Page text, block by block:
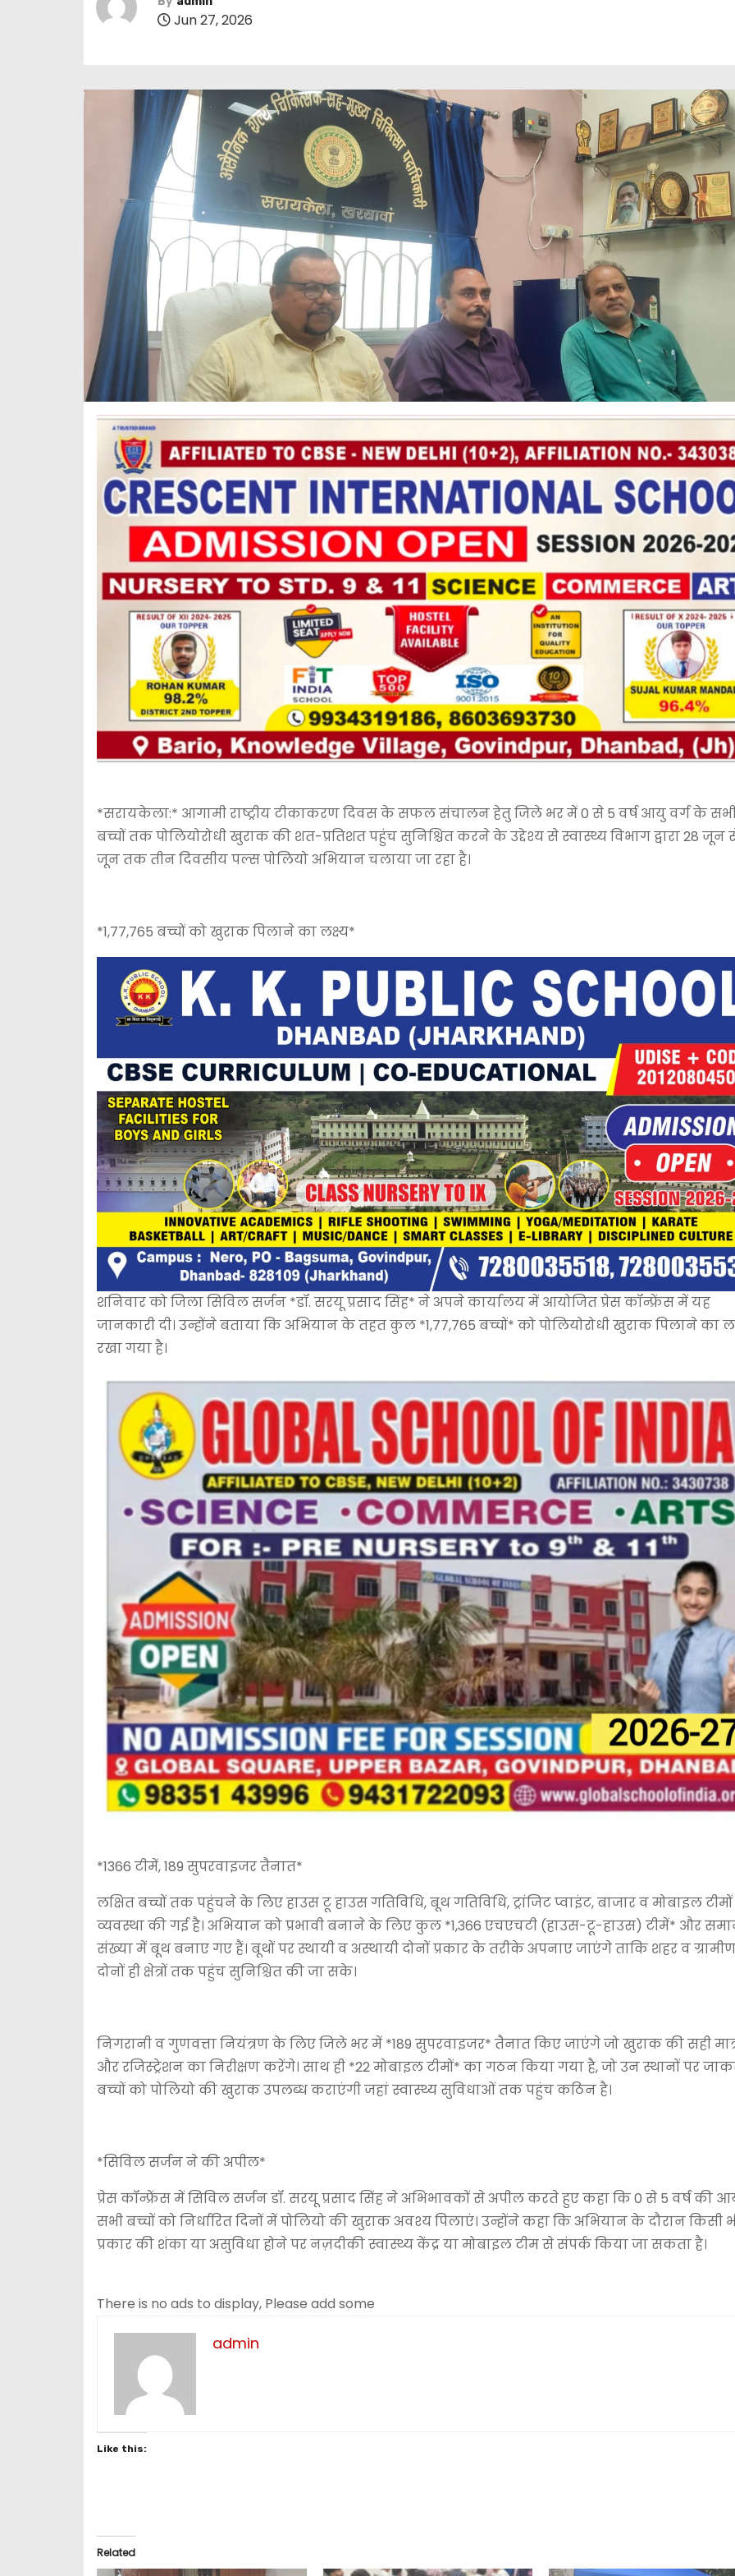
Jun 27, 2026
*सरायकेला:* आगामी राष्ट्रीय टीकाकरण दिवस के सफल संचालन हेतु जिले भर में 0 से 5 वर्ष आयु वर्ग के
बच्चों तक पोलियोरोधी खुराक की शत-प्रतिशत पहुंच सुनिश्चित करने के उद्देश्य से स्वास्थ्य विभाग द्वारा 28 जून
जून तक तीन दिवसीय पल्स पोलियो अभियान चलाया जा रहा है।
*1,77,765 बच्चों को खुराक पिलाने का लक्ष्य*
शनिवार को जिला सिविल सर्जन *डॉ. सरयू प्रसाद सिंह* ने अपने कार्यालय में आयोजित प्रेस कॉन्फ्रेंस में यह
जानकारी दी। उन्होंने बताया कि अभियान के तहत कुल *1,77,765 बच्चों* को पोलियोरोधी खुराक पिलाने का
रखा गया है।
*1366 टीमें, 189 सुपरवाइजर तैनात*
लक्षित बच्चों तक पहुंचने के लिए हाउस टू हाउस गतिविधि, बूथ गतिविधि, ट्रांजिट प्वाइंट, बाजार व मोबाइल
व्यवस्था की गई है। अभियान को प्रभावी बनाने के लिए कुल *1,366 एचएचटी (हाउस-टू-हाउस) टीमें* और
संख्या में बूथ बनाए गए हैं। बूथों पर स्थायी व अस्थायी दोनों प्रकार के तरीके अपनाए जाएंगे ताकि शहर व
दोनों ही क्षेत्रों तक पहुंच सुनिश्चित की जा सके।
निगरानी व गुणवत्ता नियंत्रण के लिए जिले भर में *189 सुपरवाइजर* तैनात किए जाएंगे जो खुराक की सही
और रजिस्ट्रेशन का निरीक्षण करेंगे। साथ ही *22 मोबाइल टीमों* का गठन किया गया है, जो उन स्थानों पर
बच्चों को पोलियो की खुराक उपलब्ध कराएंगी जहां स्वास्थ्य सुविधाओं तक पहुंच कठिन है।
*सिविल सर्जन ने की अपील*
प्रेस कॉन्फ्रेंस में सिविल सर्जन डॉ. सरयू प्रसाद सिंह ने अभिभावकों से अपील करते हुए कहा कि 0 से 5 वर्ष की
सभी बच्चों को निर्धारित दिनों में पोलियो की खुराक अवश्य पिलाएं। उन्होंने कहा कि अभियान के दौरान किसी
प्रकार की शंका या असुविधा होने पर नज़दीकी स्वास्थ्य केंद्र या मोबाइल टीम से संपर्क किया जा सकता है।
There is no ads to display, Please add some
admin
Like this:
Related